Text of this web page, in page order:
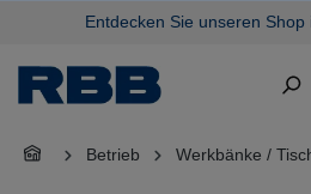
springenEntdecken Sie unseren
Betrieb Werkbänke /